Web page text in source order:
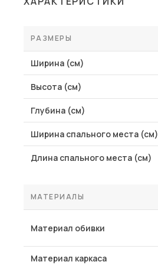
Шкафы и стеллажи
Комоды и тумбы
Вешалки и обувницы
Гарнитуры
РАЗМЕРЫ
Ширина (см)
Высота (см)
Глубина (см)
Ширина спального места (см)
Длина спального места (см)
МАТЕРИАЛЫ
Материал обивки
Материал каркаса